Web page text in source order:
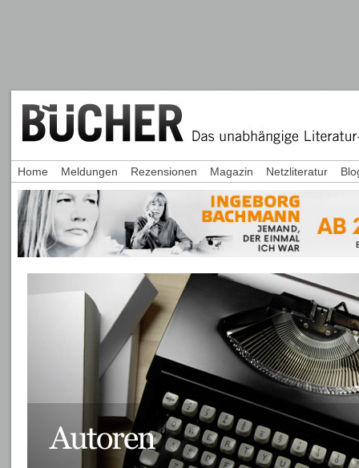
Home Meldungen Rezensionen Magazin Netzliteratur